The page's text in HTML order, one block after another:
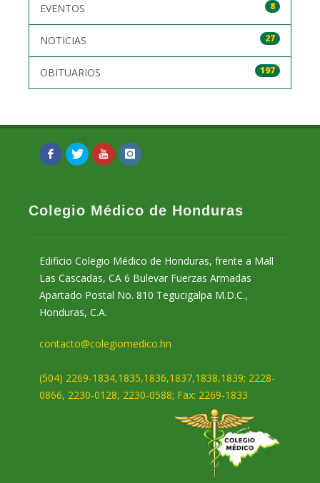
8
EVENTOS
27
NOTICIAS
197
OBITUARIOS
Colegio Médico de Honduras
Edificio Colegio Médico de Honduras, frente a Mall
Las Cascadas, CA 6 Bulevar Fuerzas Armadas
Apartado Postal No. 810 Tegucigalpa M.D.C.,
Honduras, C.A.
contacto@colegiomedico.hn
(504) 2269-1834,1835,1836,1837,1838,1839; 2228-
0866, 2230-0128, 2230-0588; Fax: 2269-1833